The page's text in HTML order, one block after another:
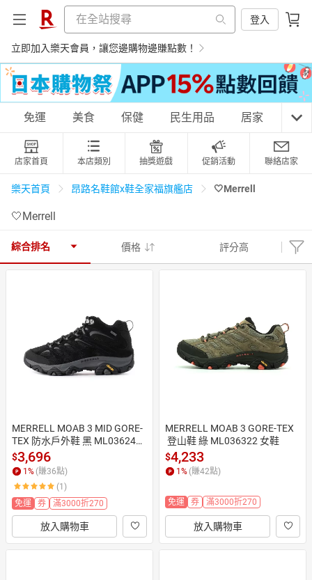
登入
立即加入樂天會員，讓您邊購物邊賺點數！
購物網分類
天天免運 美食蛋糕 養生保健 民生用品
居家生活 3C家電 親子玩具
日本購物 電子/紙本書
HOT
免運 美食 保健 民生用品 居家 3C
店家首頁 本店類別 抽獎遊戲 促銷活動 聯絡店家
樂天首頁 昂路名鞋館x鞋全家福旗艦店 🤍Merrell
🤍Merrell
綜合排名 價格 評分高
MERRELL MOAB 3 MID GORE-
TEX 防水戶外鞋 黑 ML036243
男鞋
$3,696
1 % (賺36點)
(1)
免運
券 滿3000折270
放入購物車
MERRELL MOAB 3 GORE-TEX
登山鞋 綠 ML036322 女鞋
$4,233
1 % (賺42點)
免運 券 滿3000折270
放入購物車